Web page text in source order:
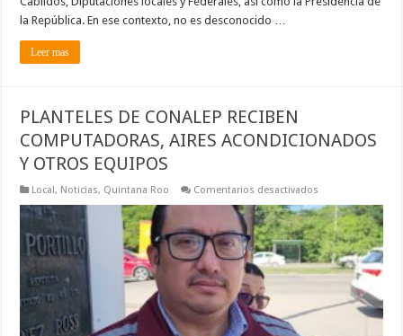
la República. En ese contexto, no es desconocido …
Leer mas
PLANTELES DE CONALEP RECIBEN
COMPUTADORAS, AIRES ACONDICIONADOS
Y OTROS EQUIPOS
Local, Noticias, Quintana Roo Comentarios desactivados
DE
CONALEP
RECIBEN
COMPUTADORAS,
AIRES
OTROS
EQUIPOS